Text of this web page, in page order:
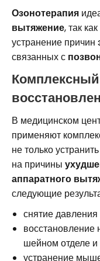
Озонотерапия
вытяжение, так
устранение причин
связанных с
В медицинском
применяют
не только
на причины
аппаратного
следующие
снятие
шейном отделе и
устранение